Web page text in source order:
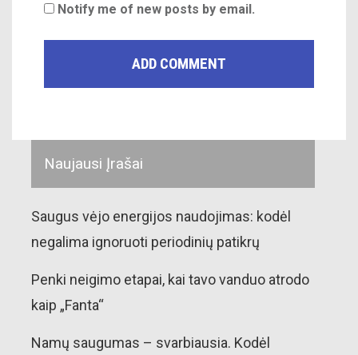
Notify me of new posts by email.
Naujausi Įrašai
Saugus vėjo energijos naudojimas: kodėl
negalima ignoruoti periodinių patikrų
Penki neigimo etapai, kai tavo vanduo atrodo
kaip „Fanta“
Namų saugumas – svarbiausia. Kodėl